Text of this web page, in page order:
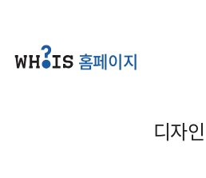
홈페이지
디자인